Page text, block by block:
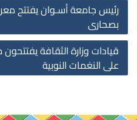
رئيس جامعة أسـوان يفتتح
بصحارى
قيادات وزارة الثقافة
على النغمات النوبية